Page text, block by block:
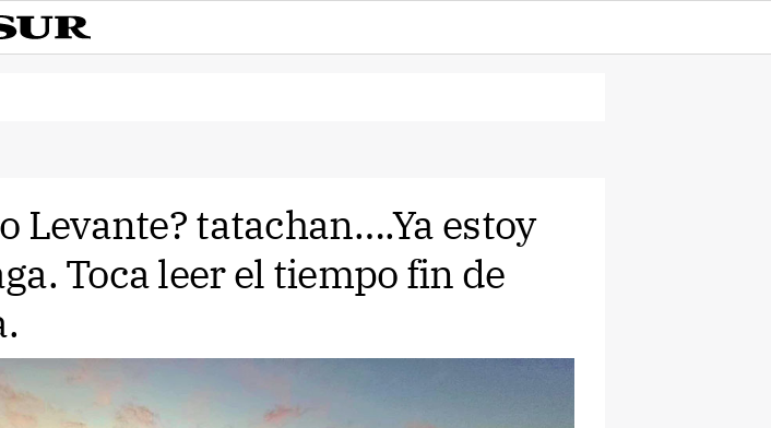
Levante? tatachan….Ya estoy
Toca leer el tiempo fin de